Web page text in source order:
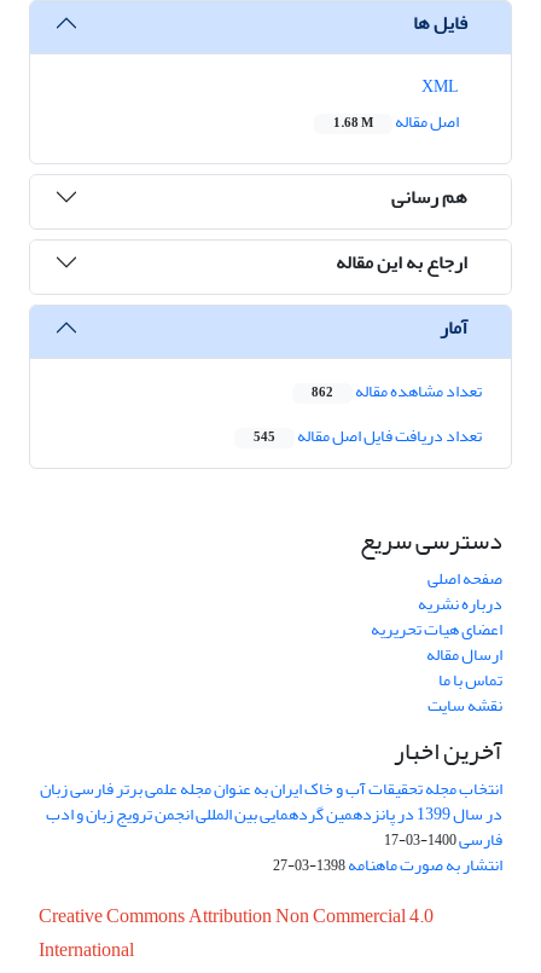
فایل ها
اصل مقاله
1.68 M
هم رسانی
ارجاع به این مقاله
آمار
تعداد مشاهده مقاله 862
تعداد دریافت فایل اصل مقاله 545
دسترسی سریع
صفحه اصلی
درباره نشریه
اعضای هیات تحریریه
ارسال مقاله
تماس با ما
نقشه سایت
آخرین اخبار
انتخاب مجله تحقیقات آب و خاک ایران به عنوان مجله علمی برتر فارسی زبان
در سال 1399 در پانزدهمین گردهمایی بین المللی انجمن ترویج زبان و ادب
فارسی1400-03-17
انتشار به صورت ماهنامه1398-03-27
Creative Commons Attribution Non Commercial 4.0
International